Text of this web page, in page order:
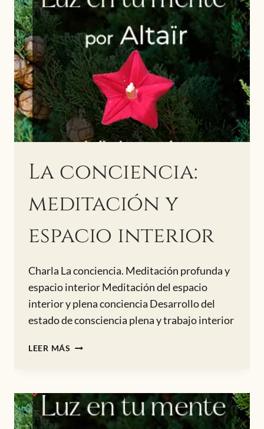
La conciencia:
meditación y
espacio interior
Charla La conciencia. Meditación profunda y
espacio interior Meditación del espacio
interior y plena conciencia Desarrollo del
estado de consciencia plena y trabajo interior
LEER MÁS LA
ESPACIO
INTERIOR